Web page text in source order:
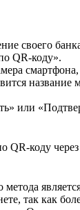
своего
QR-коду».
название
или
QR-коду
так как